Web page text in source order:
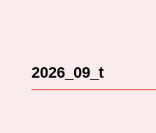
2026_09_t